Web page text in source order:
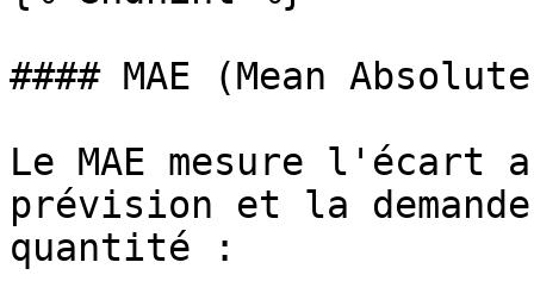
#### MAE (Mean
Le MAE mesure l'écart
prévision et la
quantité :